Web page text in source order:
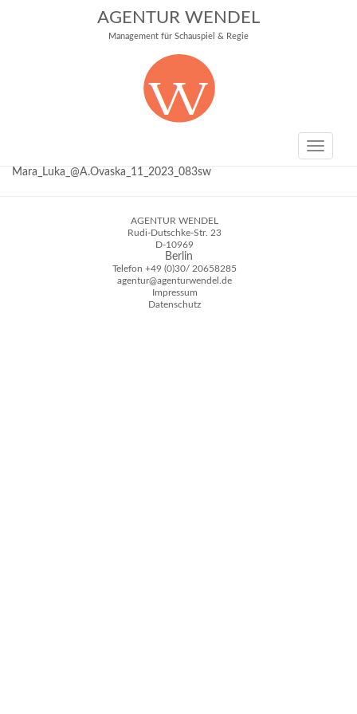
AGENTUR WENDEL
Management für Schauspiel & Regie
Toggle
Mara_Luka_@A.Ovaska_11_2023_083sw
AGENTUR WENDEL
Rudi-Dutschke-Str. 23
D-10969
Berlin
Telefon +49 (0)30/ 20658285
agentur@agenturwendel.de
Impressum
Datenschutz